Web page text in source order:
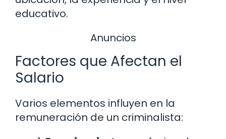
educativo.
Anuncios
Factores que Afectan el
Salario
Varios elementos influyen en la
remuneración de un criminalista: